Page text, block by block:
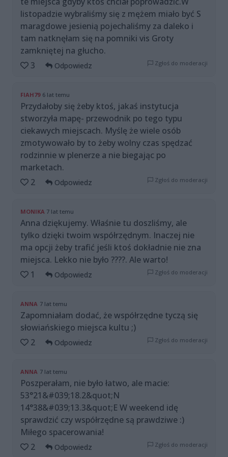
listopadzie wybraliśmy się z mężem miało być S
maragdowe jesienią pojechaliśmy za daleko i
tam natknęłam się na pomniki vis Groty
zamkniętej na głucho.
3
Odpowiedz Zgłoś do moderacji
FIAH79 6 lat temu
Przydałoby się żeby ktoś, jakaś instytucja
stworzyła mapę- przewodnik po tego typu
ciekawych miejscach. Myślę że wiele osób
zmotywowało by to żeby wolny czas spędzać
rodzinnie w plenerze a nie biegając po
marketach.
2
Odpowiedz Zgłoś do moderacji
MONIKA 7 lat temu
Anna dziękujemy. Właśnie tu doszliśmy, ale
tylko dzięki twoim współrzędnym. Inaczej nie
ma opcji żeby trafić jeśli ktoś dokładnie nie zna
miejsca. Lekko nie było ????. Ale warto!
1
Odpowiedz Zgłoś do moderacji
ANNA 7 lat temu
Zapomniałam dodać, że współrzędne tyczą się
słowiańskiego miejsca kultu ;)
2
Odpowiedz Zgłoś do moderacji
ANNA 7 lat temu
Poszperałam, nie było łatwo, ale macie:
53°21&#039;18.2&quot;N
14°38&#039;13.3&quot;E W weekend idę
sprawdzić czy współrzędne są prawdziwe :)
Miłego spacerowania!
2
Odpowiedz Zgłoś do moderacji